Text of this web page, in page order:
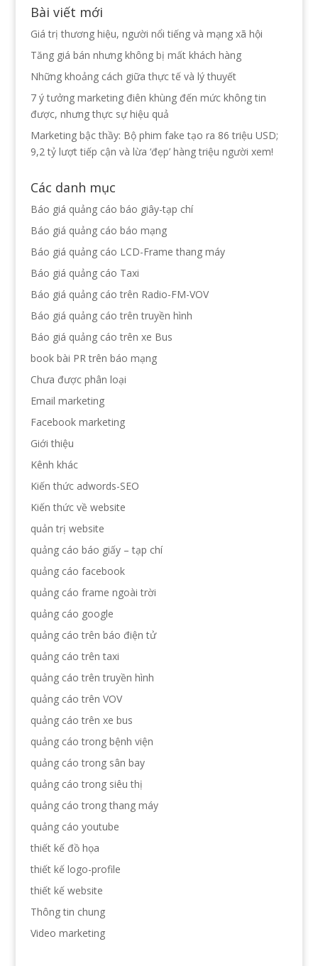
Bài viết mới
Giá trị thương hiệu, người nổi tiếng và mạng xã hội
Tăng giá bán nhưng không bị mất khách hàng
Những khoảng cách giữa thực tế và lý thuyết
7 ý tưởng marketing điên khùng đến mức không tin
được, nhưng thực sự hiệu quả
Marketing bậc thầy: Bộ phim fake tạo ra 86 triệu USD;
9,2 tỷ lượt tiếp cận và lừa ‘đẹp’ hàng triệu người xem!
Các danh mục
Báo giá quảng cáo báo giây-tạp chí
Báo giá quảng cáo báo mạng
Báo giá quảng cáo LCD-Frame thang máy
Báo giá quảng cáo Taxi
Báo giá quảng cáo trên Radio-FM-VOV
Báo giá quảng cáo trên truyền hình
Báo giá quảng cáo trên xe Bus
book bài PR trên báo mạng
Chưa được phân loại
Email marketing
Facebook marketing
Giới thiệu
Kênh khác
Kiến thức adwords-SEO
Kiến thức về website
quản trị website
quảng cáo báo giấy – tạp chí
quảng cáo facebook
quảng cáo frame ngoài trời
quảng cáo google
quảng cáo trên báo điện tử
quảng cáo trên taxi
quảng cáo trên truyền hình
quảng cáo trên VOV
quảng cáo trên xe bus
quảng cáo trong bệnh viện
quảng cáo trong sân bay
quảng cáo trong siêu thị
quảng cáo trong thang máy
quảng cáo youtube
thiết kế đồ họa
thiết kế logo-profile
thiết kế website
Thông tin chung
Video marketing